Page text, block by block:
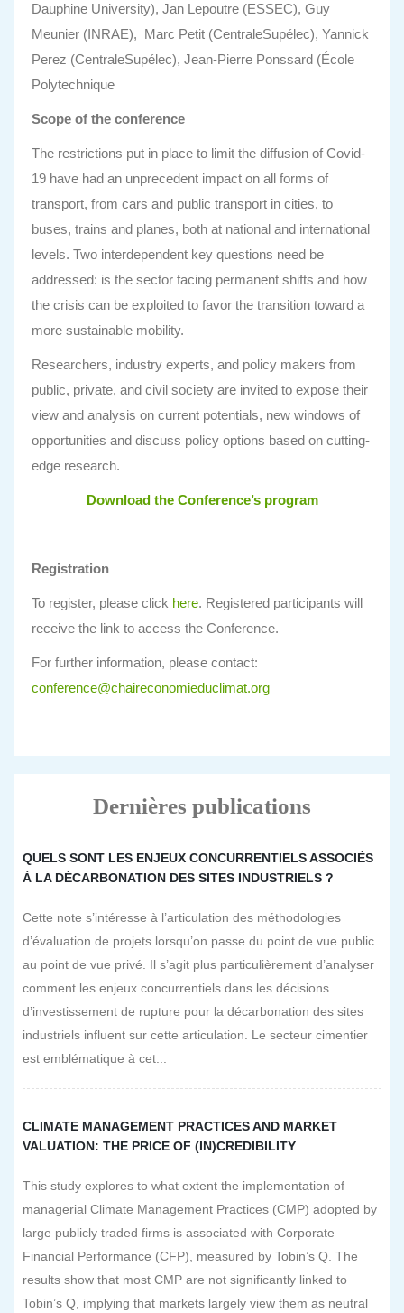
Dauphine University), Jan Lepoutre (ESSEC), Guy
Meunier (INRAE), Marc Petit (CentraleSupélec), Yannick
Perez (CentraleSupélec), Jean-Pierre Ponssard (École
Polytechnique
Scope of the conference
The restrictions put in place to limit the diffusion of Covid-
19 have had an unprecedent impact on all forms of
transport, from cars and public transport in cities, to
buses, trains and planes, both at national and international
levels. Two interdependent key questions need be
addressed: is the sector facing permanent shifts and how
the crisis can be exploited to favor the transition toward a
more sustainable mobility.
Researchers, industry experts, and policy makers from
public, private, and civil society are invited to expose their
view and analysis on current potentials, new windows of
opportunities and discuss policy options based on cutting-
edge research.
Download the Conference’s program
Registration
To register, please click here. Registered participants will
receive the link to access the Conference.
For further information, please contact:
conference@chaireconomieduclimat.org
Dernières publications
QUELS SONT LES ENJEUX CONCURRENTIELS ASSOCIÉS
À LA DÉCARBONATION DES SITES INDUSTRIELS ?
Cette note s’intéresse à l’articulation des méthodologies
d’évaluation de projets lorsqu’on passe du point de vue public
au point de vue privé. Il s’agit plus particulièrement d’analyser
comment les enjeux concurrentiels dans les décisions
d’investissement de rupture pour la décarbonation des sites
industriels influent sur cette articulation. Le secteur cimentier
est emblématique à cet...
CLIMATE MANAGEMENT PRACTICES AND MARKET
VALUATION: THE PRICE OF (IN)CREDIBILITY
This study explores to what extent the implementation of
managerial Climate Management Practices (CMP) adopted by
large publicly traded firms is associated with Corporate
Financial Performance (CFP), measured by Tobin’s Q. The
results show that most CMP are not significantly linked to
Tobin’s Q, implying that markets largely view them as neutral